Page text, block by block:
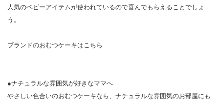
人気のベビーアイテムが使われているので喜んでもらえることでしょ
う。
ブランドのおむつケーキはこちら
●ナチュラルな雰囲気が好きなママへ
やさしい色合いのおむつケーキなら、ナチュラルな雰囲気のお部屋にも